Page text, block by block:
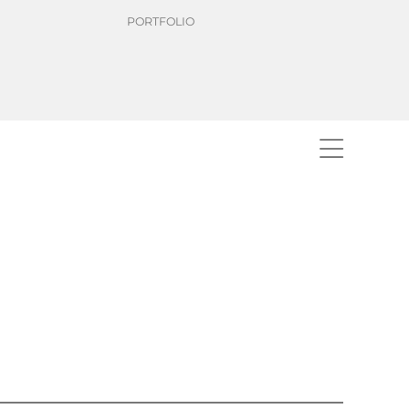
PORTFOLIO
first" zum Leben. Erfahren
Ihr Geschäft